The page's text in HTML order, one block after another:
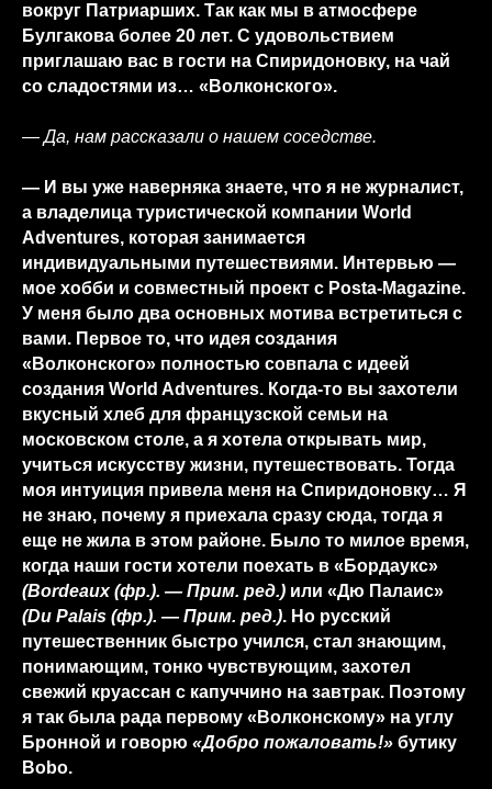
вокруг Патриарших. Так как мы в атмосфере
Булгакова более 20 лет. С удовольствием
приглашаю вас в гости на Спиридоновку, на чай
со сладостями из… «Волконского».
— Да, нам рассказали о нашем соседстве.
— И вы уже наверняка знаете, что я не журналист,
а владелица туристической компании World
Adventures, которая занимается
индивидуальными путешествиями. Интервью —
мое хобби и совместный проект с Posta-Magazine.
У меня было два основных мотива встретиться с
вами. Первое то, что идея создания
«Волконского» полностью совпала с идеей
создания World Adventures. Когда-то вы захотели
вкусный хлеб для французской семьи на
московском столе, а я хотела открывать мир,
учиться искусству жизни, путешествовать. Тогда
моя интуиция привела меня на Спиридоновку… Я
не знаю, почему я приехала сразу сюда, тогда я
еще не жила в этом районе. Было то милое время,
когда наши гости хотели поехать в «Бордаукс»
(Bordeaux (фр.). — Прим. ред.) или «Дю Палаис»
(Du Palais (фр.). — Прим. ред.). Но русский
путешественник быстро учился, стал знающим,
понимающим, тонко чувствующим, захотел
свежий круассан с капуччино на завтрак. Поэтому
я так была рада первому «Волконскому» на углу
Бронной и говорю «Добро пожаловать!» бутику
Bobo.